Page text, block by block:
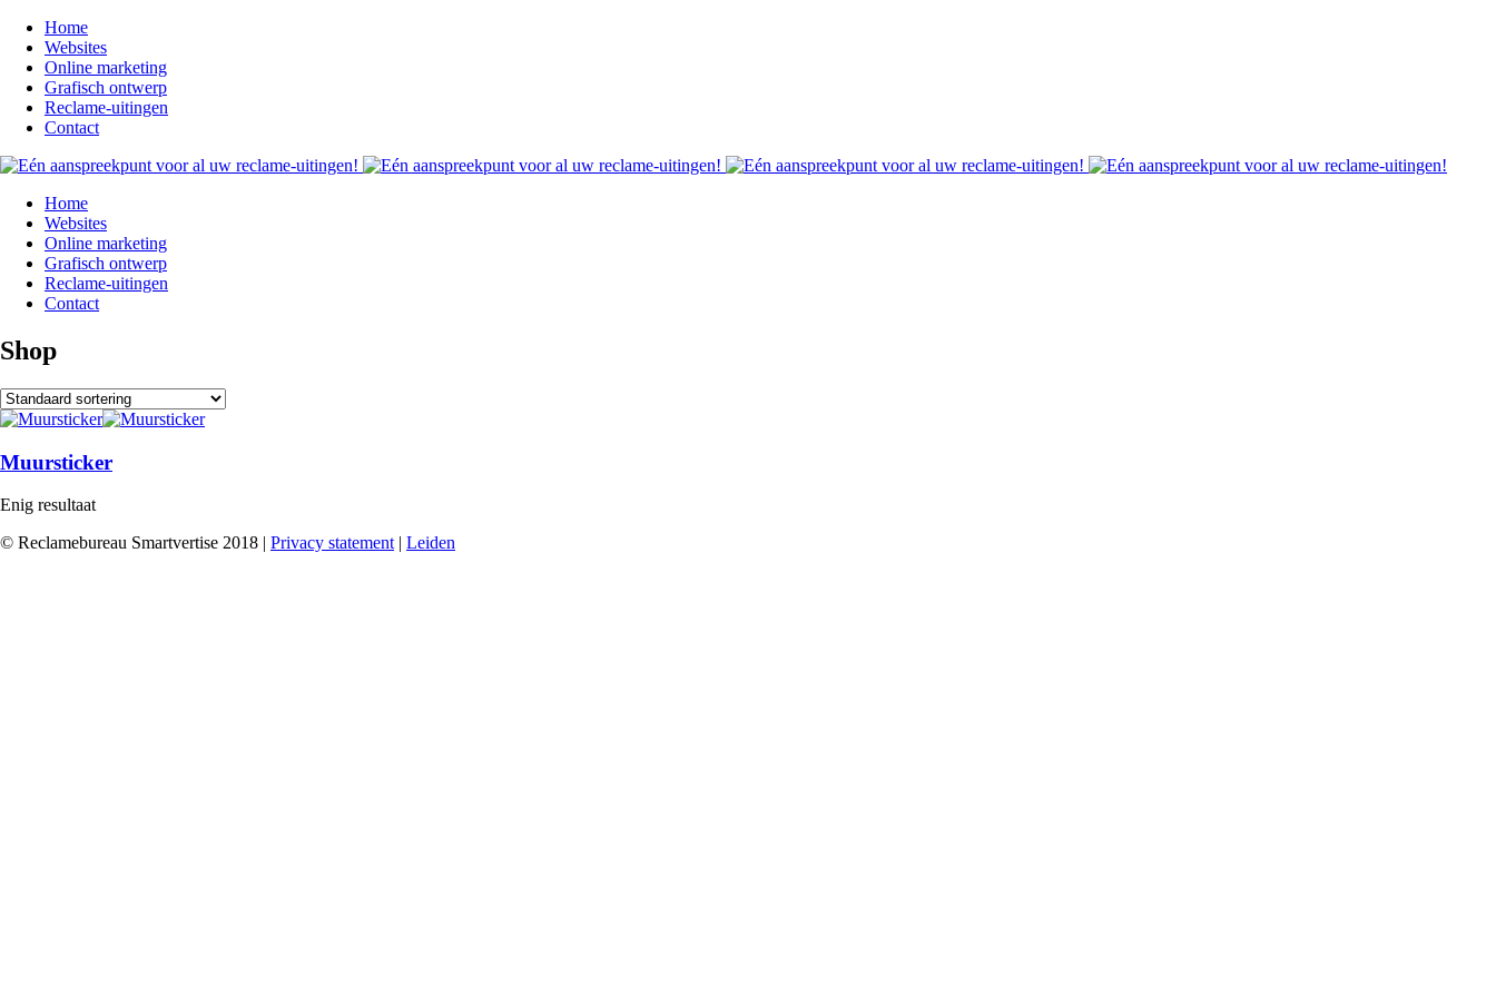
Home
Websites
Online marketing
Grafisch ontwerp
Reclame-uitingen
Contact
Home
Websites
Online marketing
Grafisch ontwerp
Reclame-uitingen
Contact
Shop
Muursticker
Enig resultaat
© Reclamebureau Smartvertise 2018 | Privacy statement | Leiden